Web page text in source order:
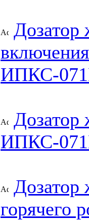
Дозатор
ИПКС-
Дозатор
ИПКС-
Дозатор
горячего